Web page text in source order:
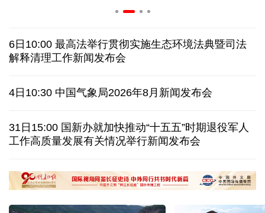
蓝厅观察丨被中方反制的7家美国实体有何来头？
视频丨日本民众集会 反对高市政府扩军谋“核”
白宫宴会厅改造再遇阻 特朗普斥裁决“不公”
伊官员：有证据显示美军使用磷弹轰炸伊朗多地
国际足联：不支持任何违反章程的主席选举进程
6日10:00 最高法举行贯彻实施生态环境法典暨司法
解释清理工作新闻发布会
4日10:30 中国气象局2026年8月新闻发布会
31日15:00 国新办就加快推动“十五五”时期退役军人
工作高质量发展有关情况举行新闻发布会